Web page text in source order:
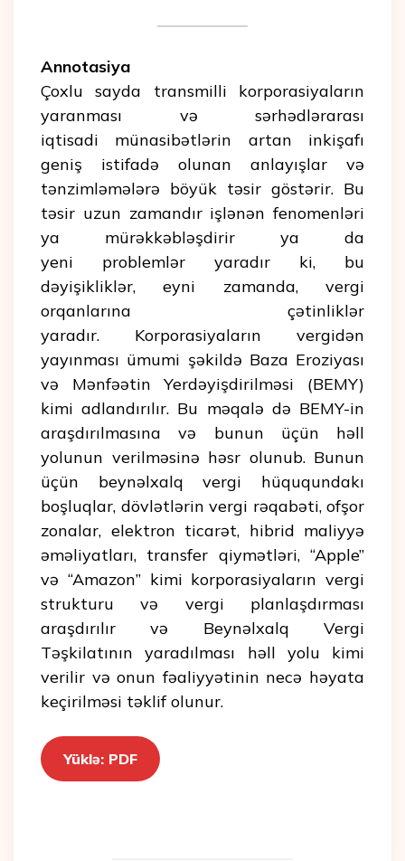
Annotasiya
Çoxlu sayda transmilli korporasiyaların
yaranması və sərhədlərarası
iqtisadi münasibətlərin artan inkişafı
geniş istifadə olunan anlayışlar və
tənzimləmələrə böyük təsir göstərir. Bu
təsir uzun zamandır işlənən fenomenləri
ya mürəkkəbləşdirir ya da
yeni problemlər yaradır ki, bu
dəyişikliklər, eyni zamanda, vergi
orqanlarına çətinliklər
yaradır. Korporasiyaların vergidən
yayınması ümumi şəkildə Baza Eroziyası
və Mənfəətin Yerdəyişdirilməsi (BEMY)
kimi adlandırılır. Bu məqalə də BEMY-in
araşdırılmasına və bunun üçün həll
yolunun verilməsinə həsr olunub. Bunun
üçün beynəlxalq vergi hüququndakı
boşluqlar, dövlətlərin vergi rəqabəti, ofşor
zonalar, elektron ticarət, hibrid maliyyə
əməliyatları, transfer qiymətləri, “Apple”
və “Amazon” kimi korporasiyaların vergi
strukturu və vergi planlaşdırması
araşdırılır və Beynəlxalq Vergi
Təşkilatının yaradılması həll yolu kimi
verilir və onun fəaliyyətinin necə həyata
keçirilməsi təklif olunur.
Yüklə: PDF